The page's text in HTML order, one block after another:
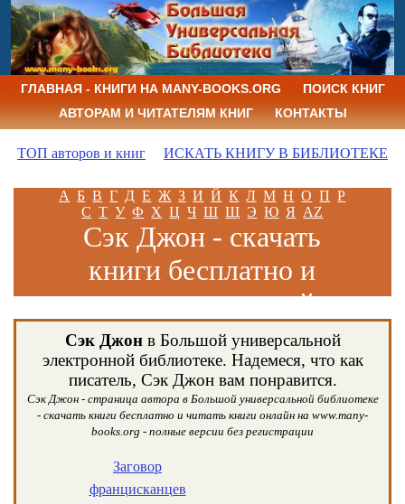
ГЛАВНАЯ - КНИГИ НА MANY-BOOKS.ORG
ПОИСК КНИГ
АВТОРАМ И ЧИТАТЕЛЯМ КНИГ
КОНТАКТЫ
ТОП авторов и книг ИСКАТЬ КНИГУ В БИБЛИОТЕКЕ
А Б В Г Д Е Ж З И Й К Л М Н О П Р
С Т У Ф Х Ц Ч Ш Щ Э Ю Я AZ
Сэк Джон - скачать
книги бесплатно и
читать книги онлайн
Сэк Джонв Большой универсальной
электронной библиотеке. Надемеся, что как
писатель, Сэк Джон вам понравится.
Сэк Джон - страница автора в Большой универсальной библиотеке
- скачать книги бесплатно и читать книги онлайн на www.many-
books.org - полные версии без регистрации
Заговор
францисканцев